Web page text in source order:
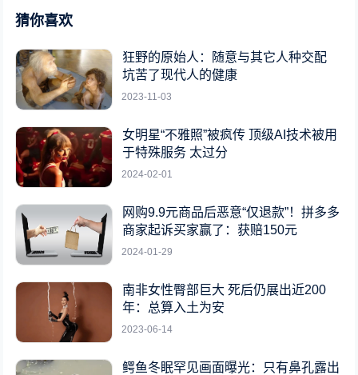
猜你喜欢
狂野的原始人：随意与其它人种交配
坑苦了现代人的健康
2023-11-03
女明星“不雅照”被疯传 顶级AI技术被用
于特殊服务 太过分
2024-02-01
网购9.9元商品后恶意“仅退款”！拼多多
商家起诉买家赢了：获赔150元
2024-01-29
南非女性臀部巨大 死后仍展出近200
年：总算入土为安
2023-06-14
鳄鱼冬眠罕见画面曝光：只有鼻孔露出